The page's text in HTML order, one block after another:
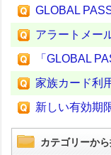
GLOBAL
アラートメー
「GLOBAL
家族カード利
新しい有効期
カテゴリーか